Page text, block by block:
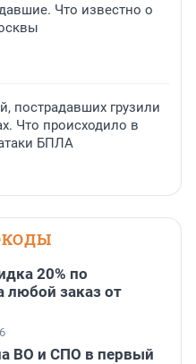
Что известно о
пострадавших грузили
Что происходило в
БПЛА
20% по
любой заказ от
ВО и СПО в первый